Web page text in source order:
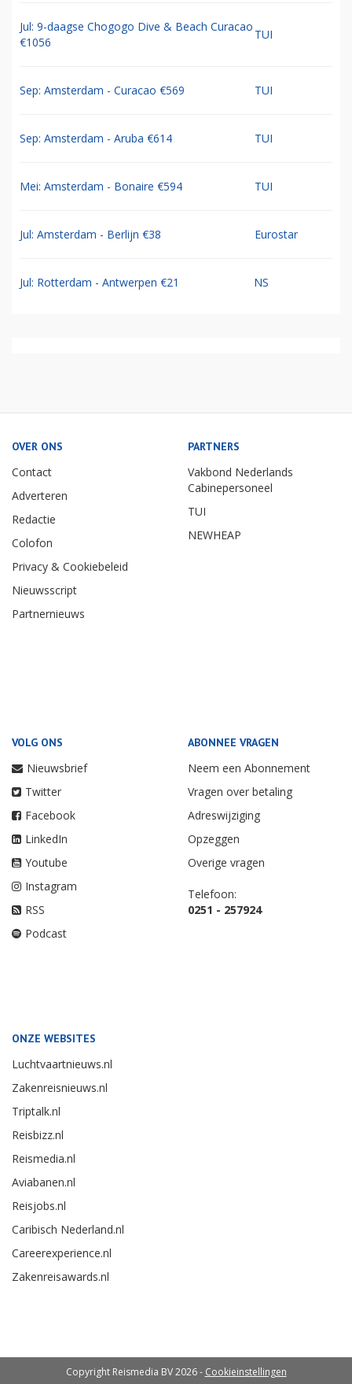
Jul: 9-daagse Chogogo Dive & Beach Curacao
€1056
TUI
Sep: Amsterdam - Curacao €569 TUI
Sep: Amsterdam - Aruba €614 TUI
Mei: Amsterdam - Bonaire €594 TUI
Jul: Amsterdam - Berlijn €38 Eurostar
Jul: Rotterdam - Antwerpen €21 NS
OVER ONS
Contact
Adverteren
Redactie
Colofon
Privacy & Cookiebeleid
Nieuwsscript
Partnernieuws
PARTNERS
Vakbond Nederlands
Cabinepersoneel
TUI
NEWHEAP
VOLG ONS
Nieuwsbrief
Twitter
Facebook
LinkedIn
Youtube
Instagram
RSS
Podcast
ABONNEE VRAGEN
Neem een Abonnement
Vragen over betaling
Adreswijziging
Opzeggen
Overige vragen
Telefoon:
0251 - 257924
ONZE WEBSITES
Luchtvaartnieuws.nl
Zakenreisnieuws.nl
Triptalk.nl
Reisbizz.nl
Reismedia.nl
Aviabanen.nl
Reisjobs.nl
Caribisch Nederland.nl
Careerexperience.nl
Zakenreisawards.nl
Copyright Reismedia BV 2026 - Cookieinstellingen